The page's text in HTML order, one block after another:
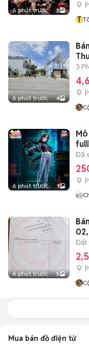
6 phút trước 2
T
6 phút trước 4
3
6 phút trước 1
Đã
6 phút trước 5
Đất
Mua bán đồ điện tử